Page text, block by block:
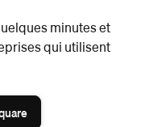
minutes et
qui utilisent